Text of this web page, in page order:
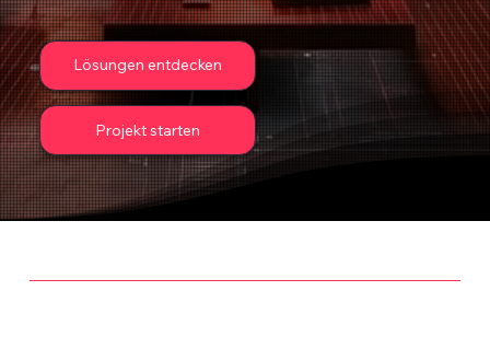
Lösungen entdecken
Projekt starten